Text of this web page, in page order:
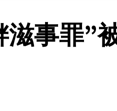
事罪”